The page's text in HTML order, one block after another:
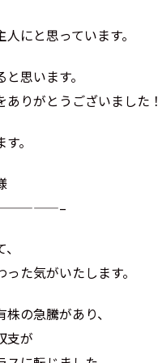
にと思っています。
思います。
ありがとうございました
。
た気がいたします。
の急騰があり、
支が